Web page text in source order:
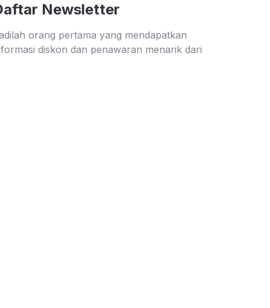
Newsletter
orang pertama yang mendapatkan
diskon dan penawaran menarik dari